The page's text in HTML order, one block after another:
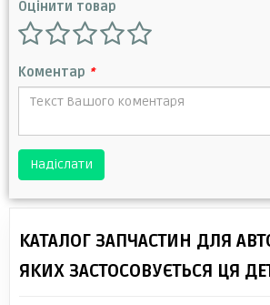
Оцінити товар
Коментар *
Надіслати
КАТАЛОГ ЗАПЧАСТИН ДЛЯ
ЯКИХ ЗАСТОСОВУЄТЬСЯ ЦЯ